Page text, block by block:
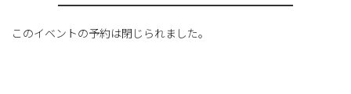
このイベントの予約は閉じられました。